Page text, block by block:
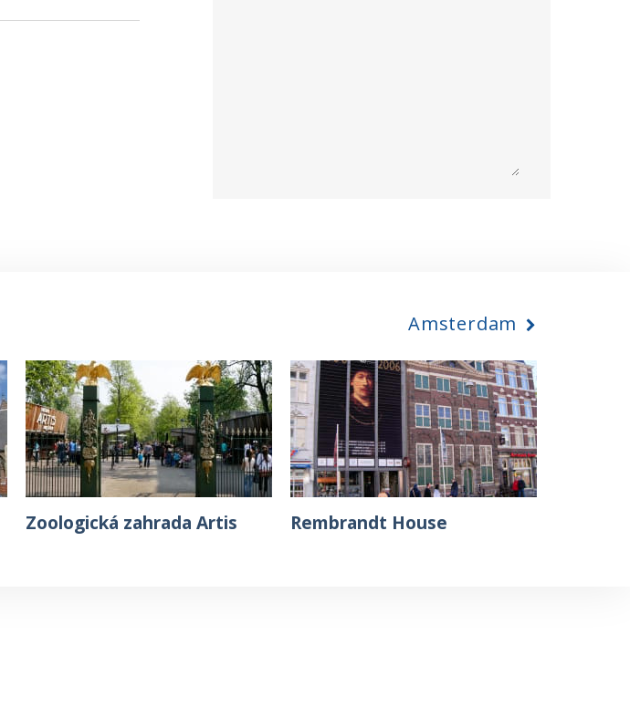
Amsterdam
Zoologická zahrada Artis Rembrandt House